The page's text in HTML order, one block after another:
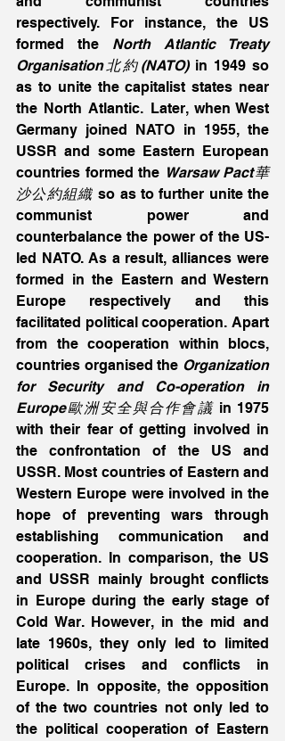
respectively. For instance, the US
formed the North Atlantic Treaty
Organisation北約(NATO) in 1949 so
as to unite the capitalist states near
the North Atlantic. Later, when West
Germany joined NATO in 1955, the
USSR and some Eastern European
countries formed the Warsaw Pact華
沙公約組織 so as to further unite the
communist power and
counterbalance the power of the US-
led NATO. As a result, alliances were
formed in the Eastern and Western
Europe respectively and this
facilitated political cooperation. Apart
from the cooperation within blocs,
countries organised the Organization
for Security and Co-operation in
Europe歐洲安全與合作會議 in 1975
with their fear of getting involved in
the confrontation of the US and
USSR. Most countries of Eastern and
Western Europe were involved in the
hope of preventing wars through
establishing communication and
cooperation. In comparison, the US
and USSR mainly brought conflicts
in Europe during the early stage of
Cold War. However, in the mid and
late 1960s, they only led to limited
political crises and conflicts in
Europe. In opposite, the opposition
of the two countries not only led to
the political cooperation of Eastern